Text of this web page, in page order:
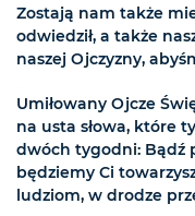
Zostają nam także
odwiedził, a także
naszej Ojczyzny,
Umiłowany Ojcze
na usta słowa, które
dwóch tygodni: Bądź
będziemy Ci
ludziom, w drodze